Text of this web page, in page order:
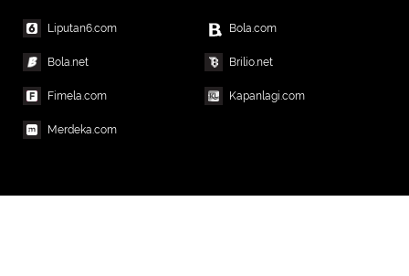
Liputan6.com Bola.com
Bola.net Brilio.net
Fimela.com Kapanlagi.com
Merdeka.com